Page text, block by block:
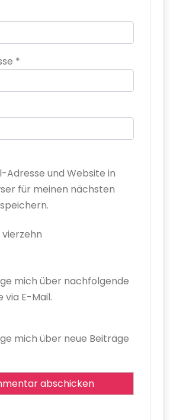
*
Adresse und Website in
für meinen nächsten
vierzehn
mich über nachfolgende
via E-Mail.
mich über neue Beiträge